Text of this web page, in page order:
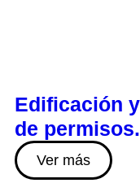
Edificación
de permisos.
Ver más